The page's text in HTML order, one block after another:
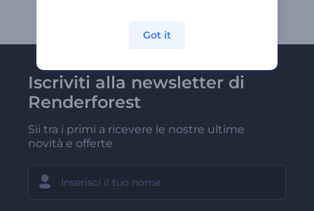
Iscriviti alla newsletter di
Renderforest
Sii tra i primi a ricevere le nostre ultime
novità e offerte
Got it